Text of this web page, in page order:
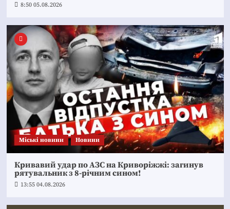
8:50 05.08.2026
Mіські новини Новини
Кривавий удар по АЗС на Криворіжжі: загинув
рятувальник з 8-річним сином!
13:55 04.08.2026